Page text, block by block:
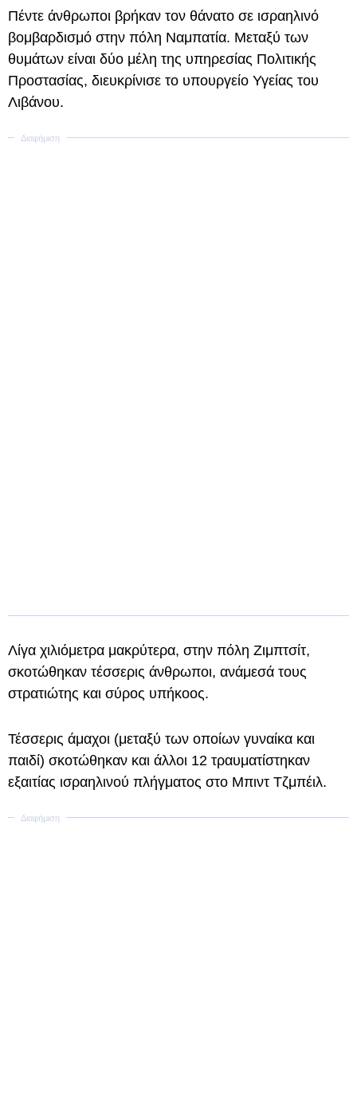
Πέντε άνθρωποι βρήκαν τον θάνατο σε ισραηλινό
βομβαρδισμό στην πόλη Ναμπατία. Μεταξύ των
θυμάτων είναι δύο μέλη της υπηρεσίας Πολιτικής
Προστασίας, διευκρίνισε το υπουργείο Υγείας του
Λιβάνου.
Λίγα χιλιόμετρα μακρύτερα, στην πόλη Ζιμπτσίτ,
σκοτώθηκαν τέσσερις άνθρωποι, ανάμεσά τους
στρατιώτης και σύρος υπήκοος.
Τέσσερις άμαχοι (μεταξύ των οποίων γυναίκα και
παιδί) σκοτώθηκαν και άλλοι 12 τραυματίστηκαν
εξαιτίας ισραηλινού πλήγματος στο Μπιντ Τζμπέιλ.